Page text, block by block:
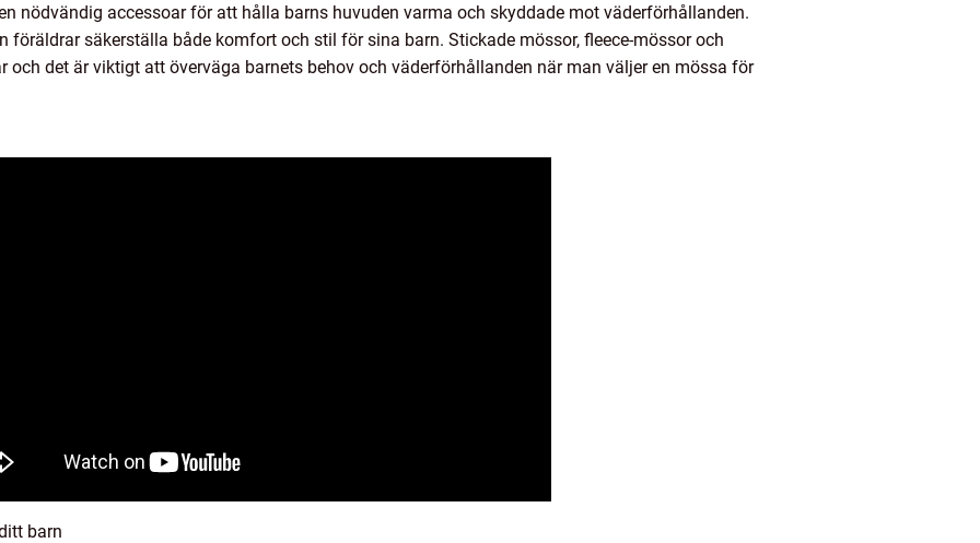
nödvändig accessoar för att hålla barns huvuden varma och skyddade mot väderförhållanden.
föräldrar säkerställa både komfort och stil för sina barn. Stickade mössor, fleece-mössor och
och det är viktigt att överväga barnets behov och väderförhållanden när man väljer en mössa för
barn